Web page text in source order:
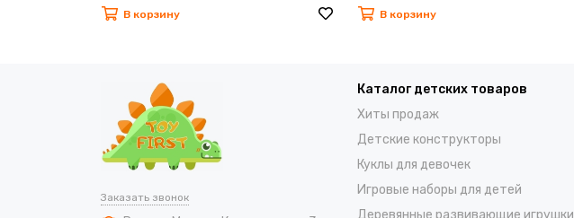
В корзину В корзину
Заказать звонок
Каталог детских товаров
Хиты продаж
Детские конструкторы
Куклы для девочек
Игровые наборы для детей
Деревянные развивающие игрушки